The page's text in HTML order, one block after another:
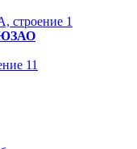
строение 1
ЮЗАО
11